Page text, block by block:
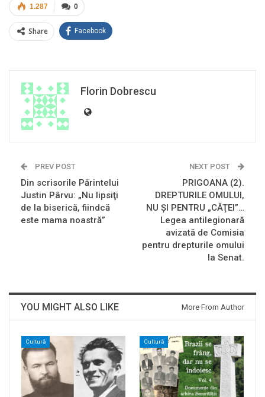
0
1.287
Share Facebook
Florin Dobrescu
PREV POST
Din scrisorile Părintelui
Justin Pârvu: „Nu lipsiţi
de la biserică, fiindcă
este mama noastră”
NEXT POST
PRIGOANA (2).
DREPTURILE OMULUI,
NU ŞI PENTRU „CĂŢEI”…
Legea antilegionară
avizată de Comisia
pentru drepturile omului
la Senat.
YOU MIGHT ALSO LIKE More From Author
Cultură Cultură